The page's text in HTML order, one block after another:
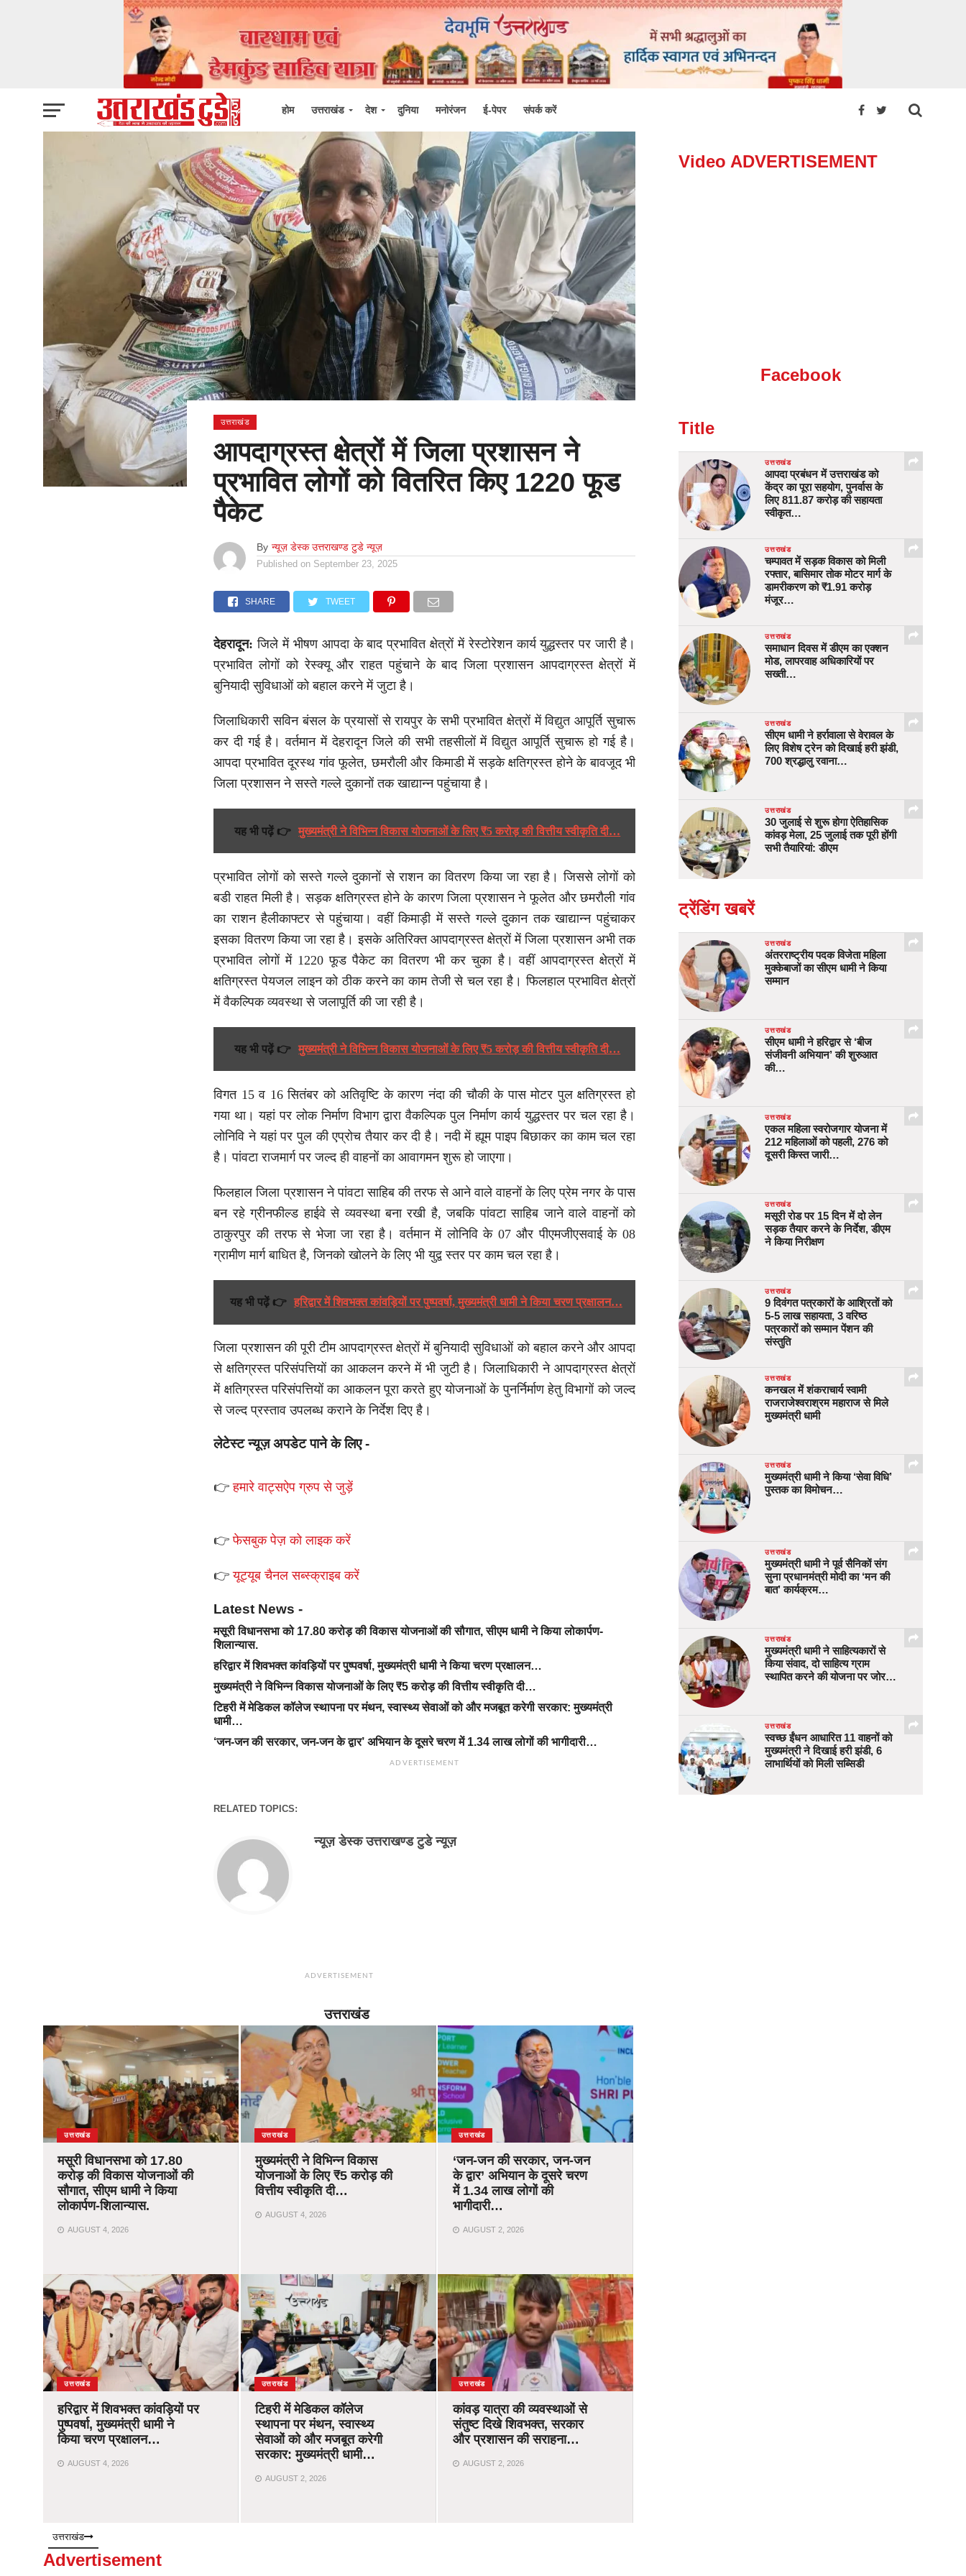
होम उत्तराखंड देश दुनिया मनोरंजन ई-पेपर संपर्क करें
उत्तराखंड
आपदाग्रस्त क्षेत्रों में जिला प्रशासन ने
प्रभावित लोगों को वितरित किए 1220 फूड
पैकेट
By न्यूज़ डेस्क उत्तराखण्ड टुडे न्यूज़
Published on September 23, 2025
SHARE TWEET
देहरादून: जिले में भीषण आपदा के बाद प्रभावित क्षेत्रों में रेस्टोरेशन कार्य युद्धस्तर पर जारी है।
प्रभावित लोगों को रेस्क्यू और राहत पहुंचाने के बाद जिला प्रशासन आपदाग्रस्त क्षेत्रों में
बुनियादी सुविधाओं को बहाल करने में जुटा है।
जिलाधिकारी सविन बंसल के प्रयासों से रायपुर के सभी प्रभावित क्षेत्रों में विद्युत आपूर्ति सुचारू
कर दी गई है। वर्तमान में देहरादून जिले की सभी तहसीलों में विद्युत आपूर्ति सुचारू हो गई है।
आपदा प्रभावित दूरस्थ गांव फूलेत, छमरौली और किमाडी में सड़के क्षतिग्रस्त होने के बावजूद भी
जिला प्रशासन ने सस्ते गल्ले दुकानों तक खाद्यान्न पहुंचाया है।
यह भी पढ़ें 👉 मुख्यमंत्री ने विभिन्न विकास योजनाओं के लिए ₹5 करोड़ की वित्तीय स्वीकृति दी…
प्रभावित लोगों को सस्ते गल्ले दुकानों से राशन का वितरण किया जा रहा है। जिससे लोगों को
बडी राहत मिली है। सड़क क्षतिग्रस्त होने के कारण जिला प्रशासन ने फूलेत और छमरौली गांव
का राशन हैलीकाफ्टर से पहुंचाया। वहीं किमाड़ी में सस्ते गल्ले दुकान तक खाद्यान्न पहुंचाकर
इसका वितरण किया जा रहा है। इसके अतिरिक्त आपदाग्रस्त क्षेत्रों में जिला प्रशासन अभी तक
प्रभावित लोगों में 1220 फूड पैकेट का वितरण भी कर चुका है। वहीं आपदाग्रस्त क्षेत्रों में
क्षतिग्रस्त पेयजल लाइन को ठीक करने का काम तेजी से चल रहा है। फिलहाल प्रभावित क्षेत्रों
में वैकल्पिक व्यवस्था से जलापूर्ति की जा रही है।
यह भी पढ़ें 👉 मुख्यमंत्री ने विभिन्न विकास योजनाओं के लिए ₹5 करोड़ की वित्तीय स्वीकृति दी…
विगत 15 व 16 सितंबर को अतिवृष्टि के कारण नंदा की चौकी के पास मोटर पुल क्षतिग्रस्त हो
गया था। यहां पर लोक निर्माण विभाग द्वारा वैकल्पिक पुल निर्माण कार्य युद्धस्तर पर चल रहा है।
लोनिवि ने यहां पर पुल की एप्रोच तैयार कर दी है। नदी में ह्यूम पाइप बिछाकर का काम चल रहा
है। पांवटा राजमार्ग पर जल्द ही वाहनों का आवागमन शुरू हो जाएगा।
फिलहाल जिला प्रशासन ने पांवटा साहिब की तरफ से आने वाले वाहनों के लिए प्रेम नगर के पास
बन रहे ग्रीनफील्ड हाईवे से व्यवस्था बना रखी है, जबकि पांवटा साहिब जाने वाले वाहनों को
ठाकुरपुर की तरफ से भेजा जा रहा है। वर्तमान में लोनिवि के 07 और पीएमजीएसवाई के 08
ग्रामीण मार्ग बाधित है, जिनको खोलने के लिए भी युद्व स्तर पर काम चल रहा है।
यह भी पढ़ें 👉 हरिद्वार में शिवभक्त कांवड़ियों पर पुष्पवर्षा, मुख्यमंत्री धामी ने किया चरण प्रक्षालन…
जिला प्रशासन की पूरी टीम आपदाग्रस्त क्षेत्रों में बुनियादी सुविधाओं को बहाल करने और आपदा
से क्षतिग्रस्त परिसंपत्तियों का आकलन करने में भी जुटी है। जिलाधिकारी ने आपदाग्रस्त क्षेत्रों
में क्षतिग्रस्त परिसंपत्तियों का आकलन पूरा करते हुए योजनाओं के पुनर्निर्माण हेतु विभागों को जल्द
से जल्द प्रस्ताव उपलब्ध कराने के निर्देश दिए है।
लेटेस्ट न्यूज़ अपडेट पाने के लिए -
👉हमारे वाट्सऐप ग्रुप से जुड़ें
👉फेसबुक पेज़ को लाइक करें
👉यूट्यूब चैनल सब्स्क्राइब करें
Latest News -
मसूरी विधानसभा को 17.80 करोड़ की विकास योजनाओं की सौगात, सीएम धामी ने किया लोकार्पण-
शिलान्यास.
हरिद्वार में शिवभक्त कांवड़ियों पर पुष्पवर्षा, मुख्यमंत्री धामी ने किया चरण प्रक्षालन…
मुख्यमंत्री ने विभिन्न विकास योजनाओं के लिए ₹5 करोड़ की वित्तीय स्वीकृति दी…
टिहरी में मेडिकल कॉलेज स्थापना पर मंथन, स्वास्थ्य सेवाओं को और मजबूत करेगी सरकार: मुख्यमंत्री
धामी…
‘जन-जन की सरकार, जन-जन के द्वार’ अभियान के दूसरे चरण में 1.34 लाख लोगों की भागीदारी…
ADVERTISEMENT
RELATED TOPICS:
न्यूज़ डेस्क उत्तराखण्ड टुडे न्यूज़
ADVERTISEMENT
उत्तराखंड
उत्तराखंड
मसूरी विधानसभा को 17.80
करोड़ की विकास योजनाओं की
सौगात, सीएम धामी ने किया
लोकार्पण-शिलान्यास.
AUGUST 4, 2026
उत्तराखंड
हरिद्वार में शिवभक्त कांवड़ियों पर
पुष्पवर्षा, मुख्यमंत्री धामी ने
किया चरण प्रक्षालन…
AUGUST 4, 2026
उत्तराखंड
मुख्यमंत्री ने विभिन्न विकास
योजनाओं के लिए ₹5 करोड़ की
वित्तीय स्वीकृति दी…
AUGUST 4, 2026
उत्तराखंड
टिहरी में मेडिकल कॉलेज
स्थापना पर मंथन, स्वास्थ्य
सेवाओं को और मजबूत करेगी
सरकार: मुख्यमंत्री धामी…
AUGUST 2, 2026
उत्तराखंड
‘जन-जन की सरकार, जन-जन
के द्वार’ अभियान के दूसरे चरण
में 1.34 लाख लोगों की
भागीदारी…
AUGUST 2, 2026
उत्तराखंड
कांवड़ यात्रा की व्यवस्थाओं से
संतुष्ट दिखे शिवभक्त, सरकार
और प्रशासन की सराहना…
AUGUST 2, 2026
उत्तराखंड
Advertisement
Video ADVERTISEMENT
Facebook
Title
उत्तराखंड
आपदा प्रबंधन में उत्तराखंड को
केंद्र का पूरा सहयोग, पुनर्वास के
लिए 811.87 करोड़ की सहायता
स्वीकृत…
उत्तराखंड
चम्पावत में सड़क विकास को मिली
रफ्तार, बासिमार तोक मोटर मार्ग के
डामरीकरण को ₹1.91 करोड़
मंजूर…
उत्तराखंड
समाधान दिवस में डीएम का एक्शन
मोड, लापरवाह अधिकारियों पर
सख्ती…
उत्तराखंड
सीएम धामी ने हर्रावाला से वेरावल के
लिए विशेष ट्रेन को दिखाई हरी झंडी,
700 श्रद्धालु रवाना…
उत्तराखंड
30 जुलाई से शुरू होगा ऐतिहासिक
कांवड़ मेला, 25 जुलाई तक पूरी होंगी
सभी तैयारियां: डीएम
ट्रेंडिंग खबरें
उत्तराखंड
अंतरराष्ट्रीय पदक विजेता महिला
मुक्केबाजों का सीएम धामी ने किया
सम्मान
उत्तराखंड
सीएम धामी ने हरिद्वार से ‘बीज
संजीवनी अभियान’ की शुरुआत
की…
उत्तराखंड
एकल महिला स्वरोजगार योजना में
212 महिलाओं को पहली, 276 को
दूसरी किस्त जारी…
उत्तराखंड
मसूरी रोड पर 15 दिन में दो लेन
सड़क तैयार करने के निर्देश, डीएम
ने किया निरीक्षण
उत्तराखंड
9 दिवंगत पत्रकारों के आश्रितों को
5-5 लाख सहायता, 3 वरिष्ठ
पत्रकारों को सम्मान पेंशन की
संस्तुति
उत्तराखंड
कनखल में शंकराचार्य स्वामी
राजराजेश्वराश्रम महाराज से मिले
मुख्यमंत्री धामी
उत्तराखंड
मुख्यमंत्री धामी ने किया ‘सेवा विधि’
पुस्तक का विमोचन…
उत्तराखंड
मुख्यमंत्री धामी ने पूर्व सैनिकों संग
सुना प्रधानमंत्री मोदी का ‘मन की
बात’ कार्यक्रम…
उत्तराखंड
मुख्यमंत्री धामी ने साहित्यकारों से
किया संवाद, दो साहित्य ग्राम
स्थापित करने की योजना पर जोर…
उत्तराखंड
स्वच्छ ईंधन आधारित 11 वाहनों को
मुख्यमंत्री ने दिखाई हरी झंडी, 6
लाभार्थियों को मिली सब्सिडी